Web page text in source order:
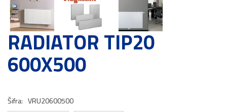
RADIATOR TIP20
600X500
Šifra: VRU20600500